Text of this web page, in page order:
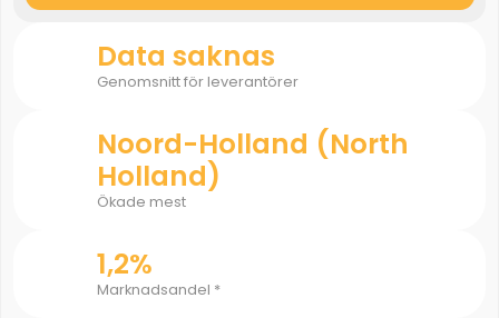
Data saknas
Genomsnitt för leverantörer
Noord-Holland (North
Holland)
Ökade mest
1,2%
Marknadsandel *